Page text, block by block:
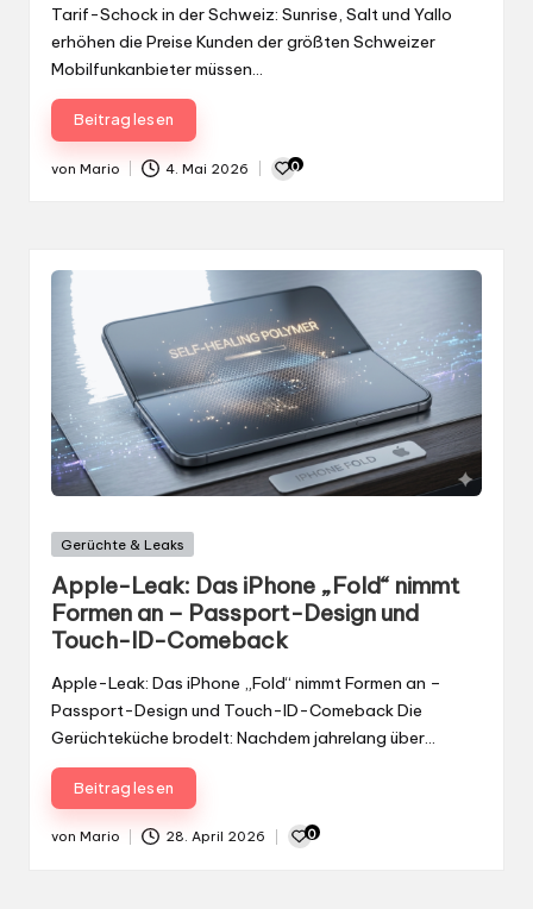
Tarif-Schock in der Schweiz: Sunrise, Salt und Yallo
erhöhen die Preise Kunden der größten Schweizer
Mobilfunkanbieter müssen…
Beitrag lesen
Gepostet
von Mario 4. Mai 2026 0
Gepostet
Gerüchte & Leaks
Apple-Leak: Das iPhone „Fold“ nimmt
Formen an – Passport-Design und
Touch-ID-Comeback
Apple-Leak: Das iPhone „Fold“ nimmt Formen an –
Passport-Design und Touch-ID-Comeback Die
Gerüchteküche brodelt: Nachdem jahrelang über…
Beitrag lesen
von Mario 28. April 2026 0